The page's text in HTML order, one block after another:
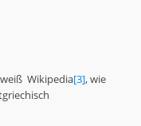
weiß Wikipedia[3], wie